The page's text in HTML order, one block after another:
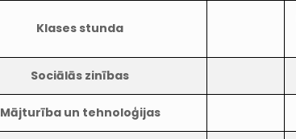
Klases stunda
Sociālās zinības
Mājturība un tehnoloģijas